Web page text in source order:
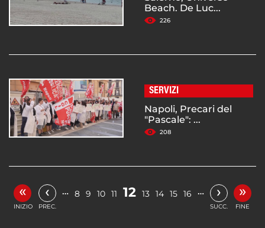
Beach. De Luc...
226
SERVIZI
Napoli, Precari del
"Pascale": ...
208
«
INIZIO
‹
PREC.
… 8 9 10 11 12 13 14 15 16 … ›
SUCC.
»
FINE